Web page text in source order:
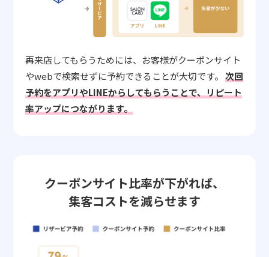
再来店してもらうためには、お客様がクーポンサイト
やwebで検索せずに予約できることが大切です。 次回
予約をアプリやLINEからしてもらうことで、リピート
率アップにつながります。
クーポンサイト比率が下がれば、
集客コストを減らせます